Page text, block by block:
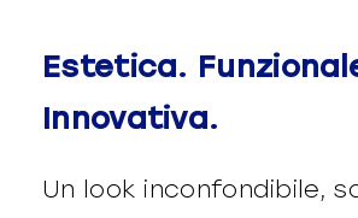
Estetica.
Innovativa.
Un look inconfondibile,